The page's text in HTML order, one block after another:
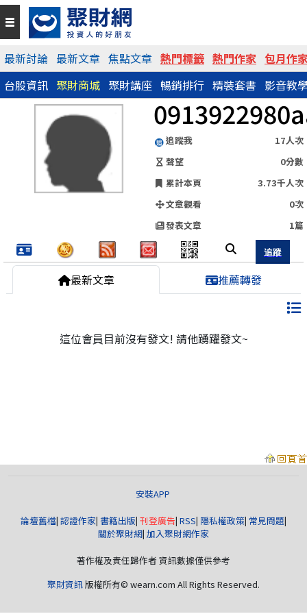
最新討論 最新文章 焦點文章 熱門標籤 熱門作家 包月作
台股資訊 聚財商城 聚財講座 暢銷排行 精裝套書 影音教
追蹤我
17人次
聲望
0分數
累計本頁
3.73千人次
文章觀看
0次
發表文章
1篇
QR Code
https://www.wearn.com/blog.asp?id=129825
分享網址
最新文章 推薦轉發
這位會員目前沒有發文! 請他踴躍發文~
安裝APP
論壇舊檔| 認證作家| 書籍出版| 刊登廣告| RSS| 隱私權政策| 常見問題|
關於聚財網| 加入聚財網作家
著作權及責任歸作者 資訊數據僅供參考
聚財資訊版權所有© wearn.com All Rights Reserved.